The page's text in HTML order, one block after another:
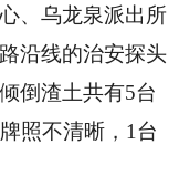
、乌龙泉派出所
沿线的治安探头
倒渣土共有5台
照不清晰，1台